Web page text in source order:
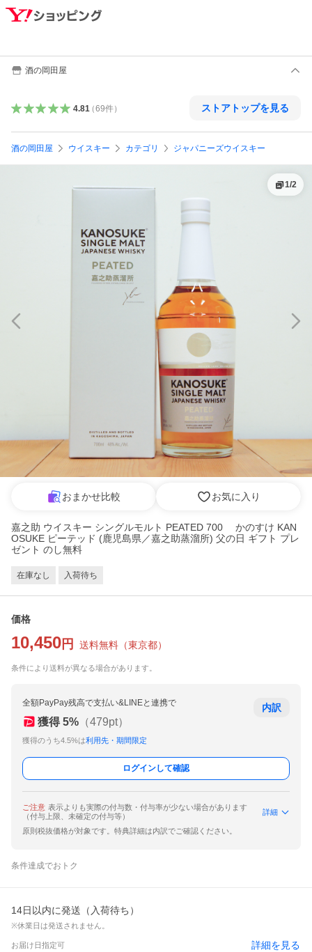
酒の岡田屋
4.81（69件） ストアトップを見る
酒の岡田屋 ウイスキー カテゴリ ジャパニーズウイスキー
1/2
おまかせ比較 お気に入り
嘉之助 ウイスキー シングルモルト PEATED 700 かのすけ KAN
OSUKE ピーテッド (鹿児島県／嘉之助蒸溜所) 父の日 ギフト プレ
ゼント のし無料
在庫なし 入荷待ち
価格
10,450 円 送料無料 （東京都）
条件により送料が異なる場合があります。
全額PayPay残高で支払い&LINEと連携で
獲得 5% （479pt）
獲得のうち4.5%は利用先・期間限定
内訳
ログインして確認
ご注意 表示よりも実際の付与数・付与率が少ない場合があります
（付与上限、未確定の付与等）
詳細
原則税抜価格が対象です。特典詳細は内訳でご確認ください。
条件達成でおトク
14日以内に発送（入荷待ち）
※休業日は発送されません。
お届け日指定可 詳細を見る